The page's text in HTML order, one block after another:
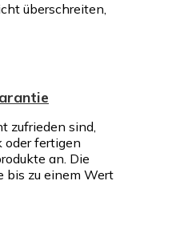
überschreiten,
zufrieden sind,
oder fertigen
an. Die
bis zu einem Wert